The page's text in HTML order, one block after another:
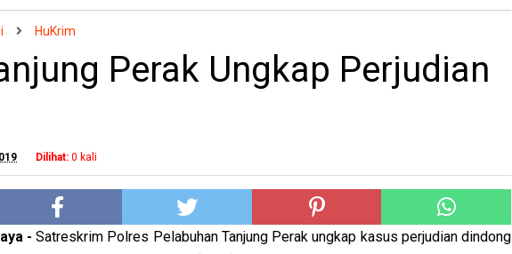
HuKrim
Perak Ungkap Perjudian
Dilihat: 0 kali
- Satreskrim Polres Pelabuhan Tanjung Perak ungkap kasus perjudian dindong